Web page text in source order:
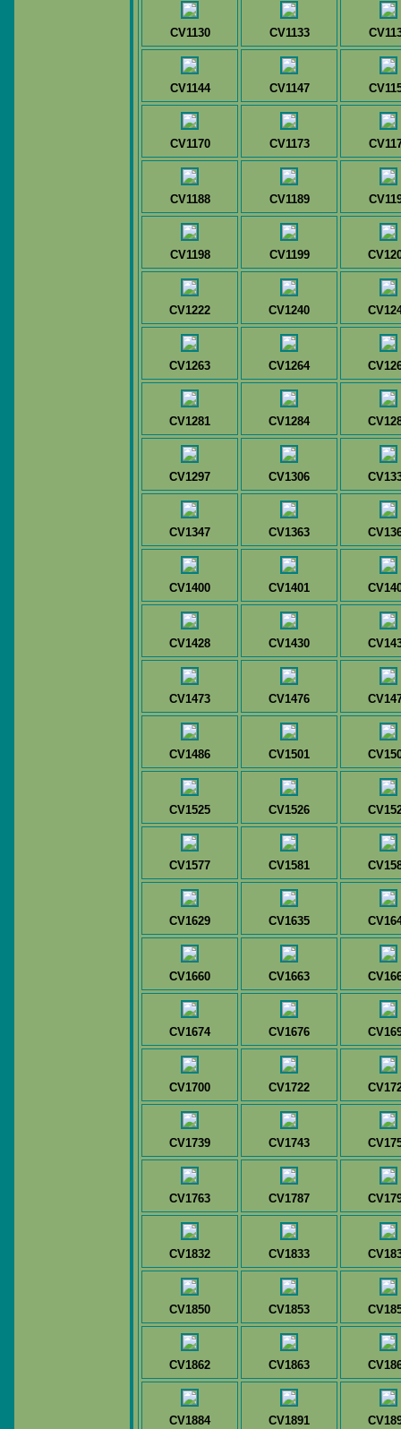
CV1130 CV1133
CV1144 CV1147
CV1170 CV1173
CV1188 CV1189
CV1198 CV1199
CV1222 CV1240
CV1263 CV1264
CV1281 CV1284
CV1297 CV1306
CV1347 CV1363
CV1400 CV1401
CV1428 CV1430
CV1473 CV1476
CV1486 CV1501
CV1525 CV1526
CV1577 CV1581
CV1629 CV1635
CV1660 CV1663
CV1674 CV1676
CV1700 CV1722
CV1739 CV1743
CV1763 CV1787
CV1832 CV1833
CV1850 CV1853
CV1862 CV1863
CV1884 CV1891